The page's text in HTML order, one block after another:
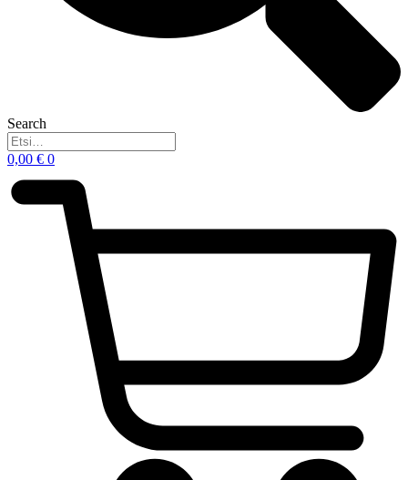
Search
0,00 € 0